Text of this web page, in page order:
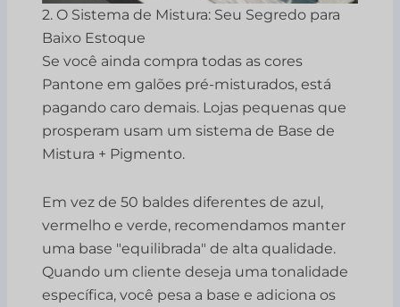
2. O Sistema de Mistura: Seu Segredo para
Baixo Estoque
Se você ainda compra todas as cores
Pantone em galões pré-misturados, está
pagando caro demais. Lojas pequenas que
prosperam usam um sistema de Base de
Mistura + Pigmento.
Em vez de 50 baldes diferentes de azul,
vermelho e verde, recomendamos manter
uma base "equilibrada" de alta qualidade.
Quando um cliente deseja uma tonalidade
específica, você pesa a base e adiciona os